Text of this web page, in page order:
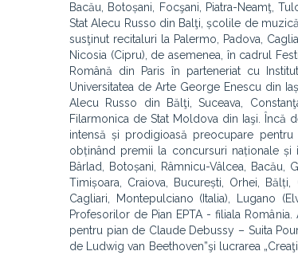
Bacău, Botoșani, Focşani, Piatra-Neamţ,
Stat Alecu Russo din Balţi, școlile de
susţinut recitaluri la Palermo, Padova,
Nicosia (Cipru), de asemenea, în cadrul
Română din Paris în parteneriat cu
Universitatea de Arte George Enescu din
Alecu Russo din Bălţi, Suceava,
Filarmonica de Stat Moldova din Iaşi. Încă
intensă și prodigioasă preocupare
obținând premii la concursuri naționale și
Bârlad, Botoșani, Râmnicu-Vâlcea, Bacău,
Timișoara, Craiova, București, Orhei,
Cagliari, Montepulciano (Italia), Lugano
Profesorilor de Pian EPTA - filiala
pentru pian de Claude Debussy – Suita
de Ludwig van Beethoven”şi lucrarea